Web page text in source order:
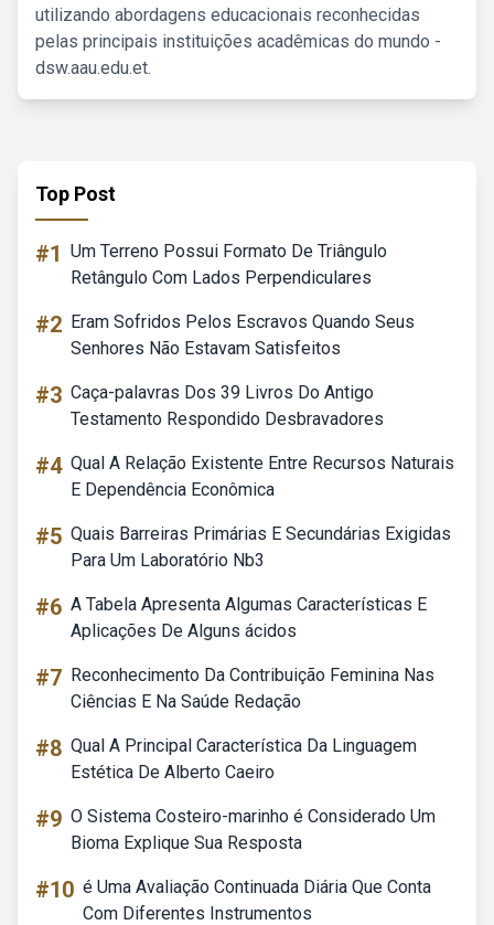
utilizando abordagens educacionais reconhecidas
pelas principais instituições acadêmicas do mundo -
dsw.aau.edu.et.
Top Post
#1 Um Terreno Possui Formato De Triângulo
Retângulo Com Lados Perpendiculares
#2 Eram Sofridos Pelos Escravos Quando Seus
Senhores Não Estavam Satisfeitos
#3 Caça-palavras Dos 39 Livros Do Antigo
Testamento Respondido Desbravadores
#4 Qual A Relação Existente Entre Recursos Naturais
E Dependência Econômica
#5 Quais Barreiras Primárias E Secundárias Exigidas
Para Um Laboratório Nb3
#6 A Tabela Apresenta Algumas Características E
Aplicações De Alguns ácidos
#7 Reconhecimento Da Contribuição Feminina Nas
Ciências E Na Saúde Redação
#8 Qual A Principal Característica Da Linguagem
Estética De Alberto Caeiro
#9 O Sistema Costeiro-marinho é Considerado Um
Bioma Explique Sua Resposta
#10 é Uma Avaliação Continuada Diária Que Conta
Com Diferentes Instrumentos